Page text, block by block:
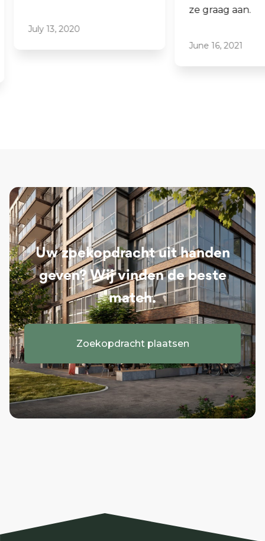
July 13, 2020
ze graag aan.
June 16, 2021
Uw zoekopdracht uit handen
geven? Wij vinden de beste
match.
Zoekopdracht plaatsen